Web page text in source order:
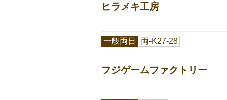
ヒラメキ工房
フジゲームファクトリー
一般両日 両-K27-28